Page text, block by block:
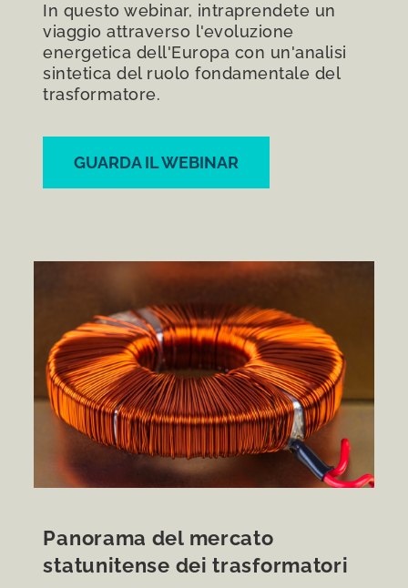
In questo webinar, intraprendete un
viaggio attraverso l'evoluzione
energetica dell'Europa con un'analisi
sintetica del ruolo fondamentale del
trasformatore.
GUARDA IL WEBINAR
Panorama del mercato
statunitense dei trasformatori